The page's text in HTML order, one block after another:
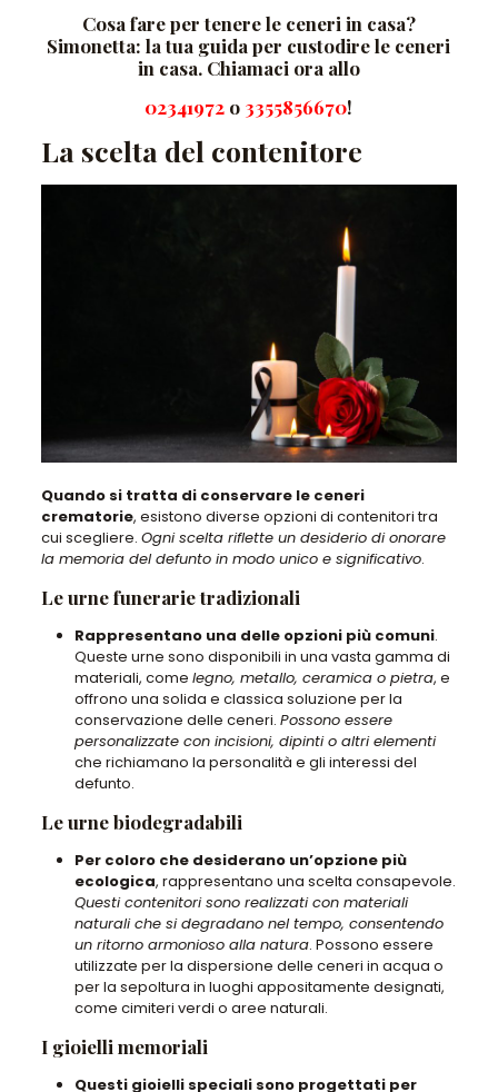
Cosa fare per tenere le ceneri in casa?
Simonetta: la tua guida per custodire le ceneri
in casa. Chiamaci ora allo
02341972 o 3355856670!
La scelta del contenitore
Quando si tratta di conservare le ceneri
crematorie, esistono diverse opzioni di contenitori tra
cui scegliere. Ogni scelta riflette un desiderio di onorare
la memoria del defunto in modo unico e significativo.
Le urne funerarie tradizionali
Rappresentano una delle opzioni più comuni.
Queste urne sono disponibili in una vasta gamma di
materiali, come legno, metallo, ceramica o pietra, e
offrono una solida e classica soluzione per la
conservazione delle ceneri. Possono essere
personalizzate con incisioni, dipinti o altri elementi
che richiamano la personalità e gli interessi del
defunto.
Le urne biodegradabili
Per coloro che desiderano un’opzione più
ecologica, rappresentano una scelta consapevole.
Questi contenitori sono realizzati con materiali
naturali che si degradano nel tempo, consentendo
un ritorno armonioso alla natura. Possono essere
utilizzate per la dispersione delle ceneri in acqua o
per la sepoltura in luoghi appositamente designati,
come cimiteri verdi o aree naturali.
I gioielli memoriali
Questi gioielli speciali sono progettati per